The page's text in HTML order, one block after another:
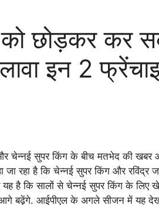
छोड़कर कर
इन 2
चेन्नई सुपर किंग के बीच मतभेद की खबर
जा रहा है कि चेन्नई सुपर किंग और
यह है कि सालों से चेन्नई सुपर किंग के
बढ़ेंगे. आईपीएल के अगले सीजन में यह